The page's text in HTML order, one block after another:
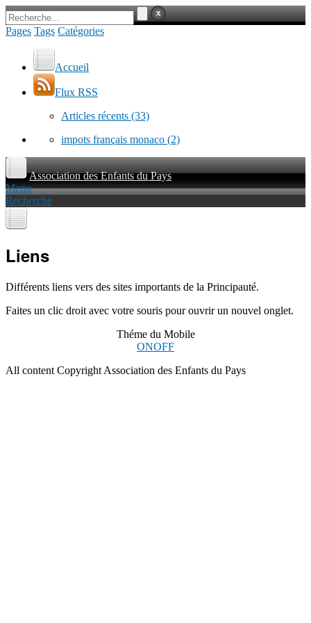
Pages Tags Catégories
Accueil
Flux RSS
Articles récents (33)
impots français monaco (2)
Association des Enfants du Pays
Menu
Recherche
Liens
Différents liens vers des sites importants de la Principauté.
Faites un clic droit avec votre souris pour ouvrir un nouvel onglet.
Théme du Mobile
ONOFF
All content Copyright Association des Enfants du Pays